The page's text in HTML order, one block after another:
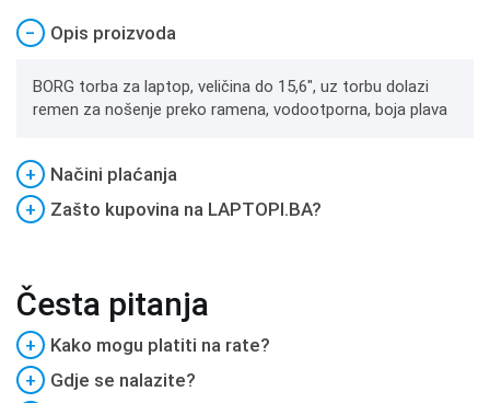
− Opis proizvoda
BORG torba za laptop, veličina do 15,6", uz torbu dolazi
remen za nošenje preko ramena, vodootporna, boja plava
+
Načini plaćanja
+
Zašto kupovina na LAPTOPI.BA?
Česta pitanja
+
Kako mogu platiti na rate?
+
Gdje se nalazite?